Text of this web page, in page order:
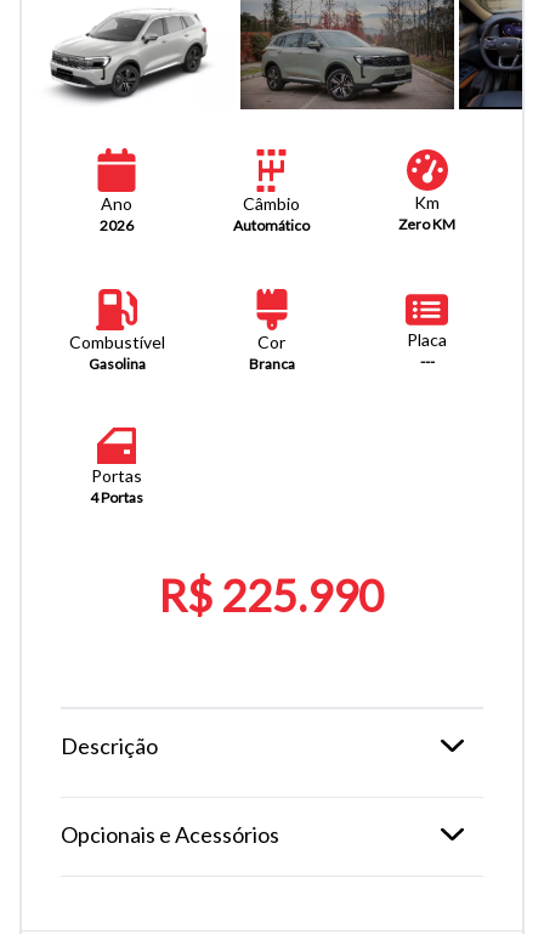
Ano
2026
Câmbio
Automático
Km
Zero KM
Combustível
Gasolina
Cor
Branca
Placa
---
Portas
4 Portas
R$ 225.990
Descrição
Opcionais e Acessórios